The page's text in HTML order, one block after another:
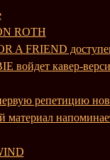
ROTH
A FRIEND
войдет кавер-
репетицию